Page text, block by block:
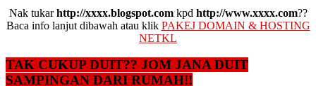
Nak tukarhttp://xxxx.blogspot.comkpd http://www.xxxx.com??
Baca info lanjut dibawah atau klik PAKEJ DOMAIN & HOSTING
NETKL
TAK CUKUP DUIT?? JOM JANA DUIT
SAMPINGAN DARI RUMAH!!